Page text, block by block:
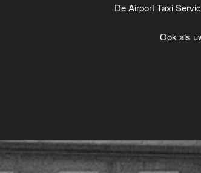
De Airport Taxi
Ook als